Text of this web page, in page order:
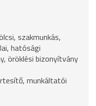
szakmunkás,
hatósági
öröklési bizonyítvány
munkáltatói